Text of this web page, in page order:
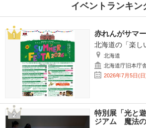
イベントランキン
赤れんがサマ
北海道の「楽し
北海道
北海道庁旧本庁
2026年7月5日(
特別展「光と
ジアム 魔法